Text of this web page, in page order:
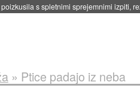
agencija razvija svojo raketo za
» Ptice padajo iz neba